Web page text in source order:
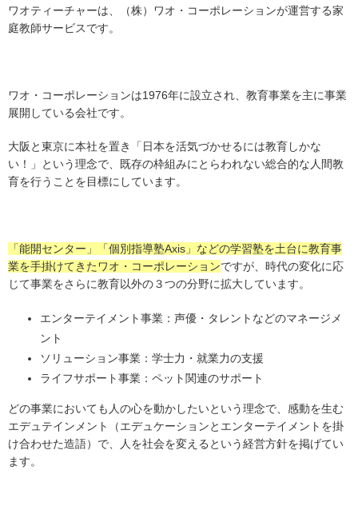
ワオティーチャーは、（株）ワオ・コーポレーションが運営する家
庭教師サービスです。
ワオ・コーポレーションは1976年に設立され、教育事業を主に事業
展開している会社です。
大阪と東京に本社を置き「日本を活気づかせるには教育しかな
い！」という理念で、既存の枠組みにとらわれない総合的な人間教
育を行うことを目標にしています。
「能開センター」「個別指導塾Axis」などの学習塾を土台に教育事
業を手掛けてきたワオ・コーポレーションですが、時代の変化に応
じて事業をさらに教育以外の３つの分野に拡大しています。
エンターテイメント事業：声優・タレントなどのマネージメ
ント
ソリューション事業：学士力・就業力の支援
ライフサポート事業：ペット関連のサポート
どの事業においても人の心を動かしたいという理念で、感動を生む
エデュテインメント（エデュケーションとエンターテイメントを掛
け合わせた造語）で、人を社会を変えるという経営方針を掲げてい
ます。